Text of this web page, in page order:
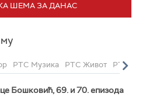
ШЕМА ЗА ДАНАС
РТС Музика РТС Живот РТС
Бошковић, 69. и 70. епизода